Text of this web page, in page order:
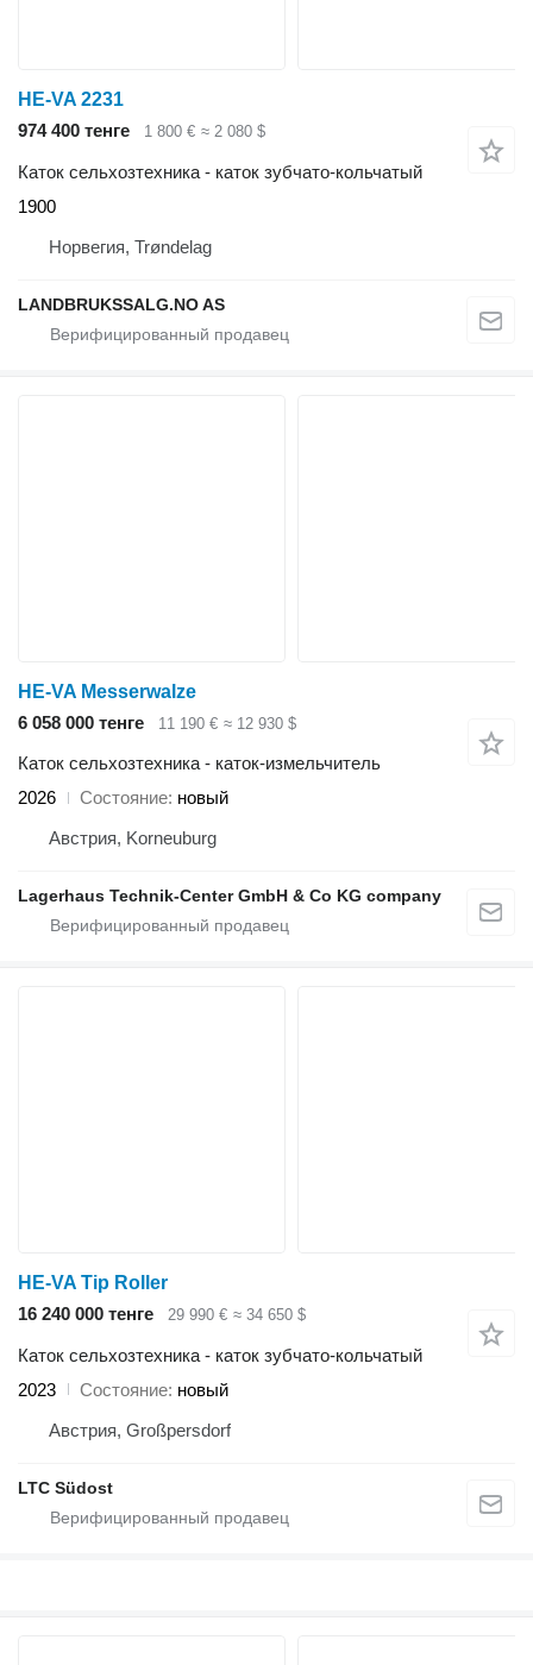
HE-VA 2231
974 400 тенге
1 800 € ≈ 2 080 $
Каток сельхозтехника - каток зубчато-кольчатый
1900
Норвегия, Trøndelag
LANDBRUKSSALG.NO AS
HE-VA Messerwalze
6 058 000 тенге
11 190 € ≈ 12 930 $
Каток сельхозтехника - каток-измельчитель
2026
Состояние новый
Австрия, Korneuburg
Lagerhaus Technik-Center GmbH & Co KG company
HE-VA Tip Roller
16 240 000 тенге
29 990 € ≈ 34 650 $
Каток сельхозтехника - каток зубчато-кольчатый
2023
Состояние новый
Австрия, Großpersdorf
LTC Südost